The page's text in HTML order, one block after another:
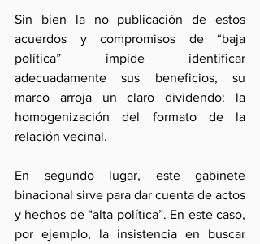
Sin bien la no publicación de estos
acuerdos y compromisos de “baja
política” impide identificar
adecuadamente sus beneficios, su
marco arroja un claro dividendo: la
homogenización del formato de la
relación vecinal.
En segundo lugar, este gabinete
binacional sirve para dar cuenta de actos
y hechos de “alta política”. En este caso,
por ejemplo, la insistencia en buscar